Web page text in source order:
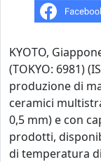
KYOTO,
(TOKYO: 6981)
produzione di
ceramici
0,5 mm) e con
prodotti,
di temperatura